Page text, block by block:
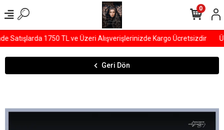
Satışlarda 1750 TL ve Üzeri Alışverişlerinizde Kargo Ücretsizdir
0
Geri Dön